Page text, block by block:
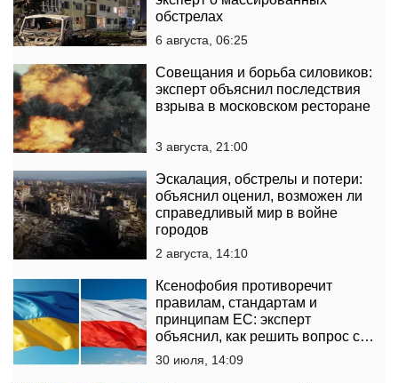
обстрелах
6 августа, 06:25
Совещания и борьба силовиков:
эксперт объяснил последствия
взрыва в московском ресторане
3 августа, 21:00
Эскалация, обстрелы и потери:
объяснил оценил, возможен ли
справедливый мир в войне
городов
2 августа, 14:10
Ксенофобия противоречит
правилам, стандартам и
принципам ЕС: эксперт
объяснил, как решить вопрос с
нападениями на украинцев в
Польше
30 июля, 14:09